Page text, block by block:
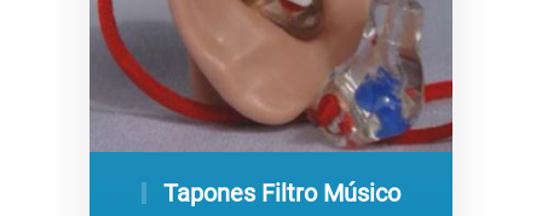
Tapones Filtro Músico